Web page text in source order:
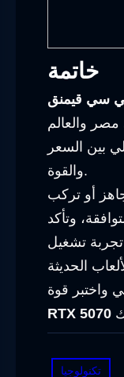
خاتمة
مصر والعالم
بين السعر
والقوة.
أو تركب
وتأكد
تشغيل
واختبر قوة
RTX 5070
تكنولوجيا